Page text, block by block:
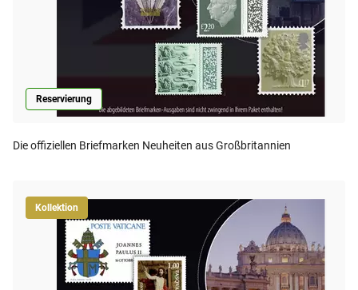
Reservierung
Die offiziellen Briefmarken Neuheiten aus Großbritannien
Kollektion